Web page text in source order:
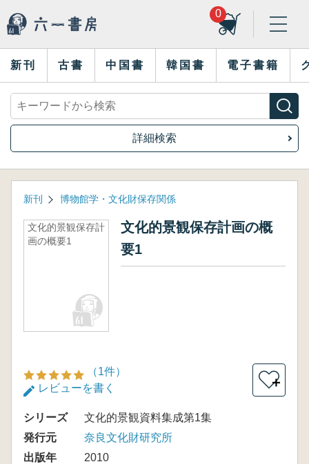
0
新刊 古書 中国書 韓国書 電子書籍
詳細検索
新刊 博物館学・文化財保存関係
文化的景観保存計
画の概要1
文化的景観保存計画の概
要1
（1件）
レビューを書く
＋
シリーズ
文化的景観資料集成第1集
発行元
奈良文化財研究所
出版年
2010